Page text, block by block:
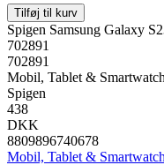
Tilføj til kurv
Spigen Samsung Galaxy
702891
702891
Mobil, Tablet &
Spigen
438
DKK
8809896740678
Mobil, Tablet & Smartwatch